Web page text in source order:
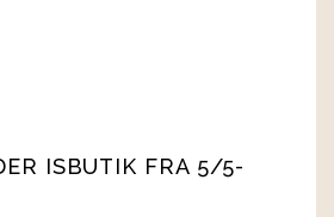
ISBUTIK FRA 5/5-